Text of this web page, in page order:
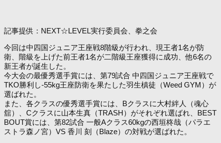
記事提供：NEXT☆LEVEL実行委員会、拳之会
今回は中四国ジュニア王座戦8階級が行われ、現王者1名が防
衛、階級を上げた前王者1名が二階級王座獲得に成功、他6名の
新王者が誕生した。
今大会の最優秀選手賞には、第79試合 中四国ジュニア王座戦で
TKO勝利し-55kg王座防衛を果たした羽生槙徒（Weed GYM）が
選ばれた。
また、各クラスの優秀選手賞には、Bクラスに大村絆人（魂心
舘）、Cクラスに山本生真（TRASH）がそれぞれ選ばれ、BEST
BOUT賞には、第82試合 一般Aクラス60kgの西垣柊哉（パラエ
ストラ森ノ宮）VS 香川 刻（Blaze）の対戦が選ばれた。